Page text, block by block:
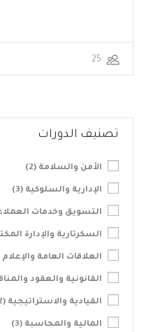
تصنيف الدورات
الأمن والسلامة (2)
الإدارية والسلوكية (3)
التسويق وخدمات
السكرتارية والإدارة
العلاقات العامة والإعلام
القانونية والعقود
القيادية والاستراتيجية (2)
المالية والمحاسبة (3)